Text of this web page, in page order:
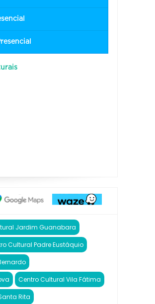
Jardim Guanabara
Cultural Padre Eustáquio
Centro Cultural Vila Fátima
Rita